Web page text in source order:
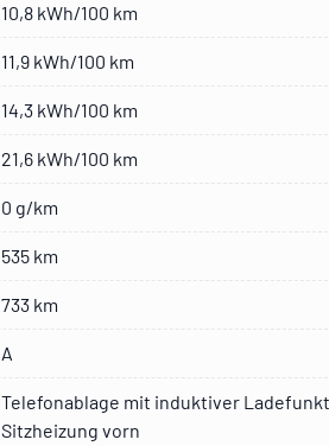
10,8 kWh/100 km
11,9 kWh/100 km
14,3 kWh/100 km
21,6 kWh/100 km
0 g/km
535 km
733 km
A
Telefonablage mit induktiver
Sitzheizung vorn